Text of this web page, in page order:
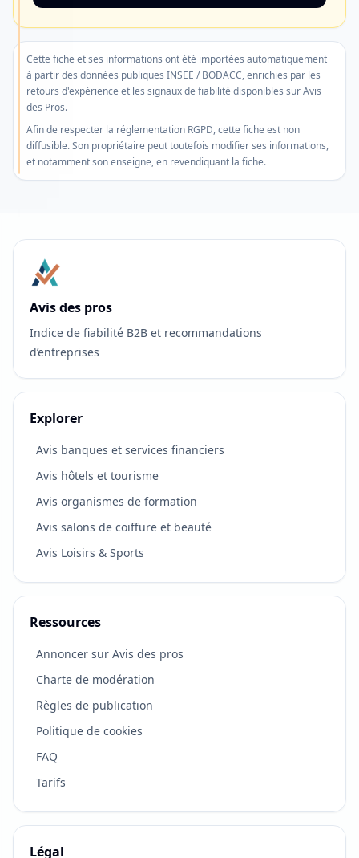
Cette fiche et ses informations ont été importées automatiquement
à partir des données publiques INSEE / BODACC, enrichies par les
retours d'expérience et les signaux de fiabilité disponibles sur Avis
des Pros.
Afin de respecter la réglementation RGPD, cette fiche est non
diffusible. Son propriétaire peut toutefois modifier ses informations,
et notamment son enseigne, en revendiquant la fiche.
Découvrir
l'offre
Ne
plus
afficher
Avis des pros
Indice de fiabilité B2B et recommandations
d’entreprises
Explorer
Avis banques et services financiers
Avis hôtels et tourisme
Avis organismes de formation
Avis salons de coiffure et beauté
Avis Loisirs & Sports
Ressources
Annoncer sur Avis des pros
Charte de modération
Règles de publication
Politique de cookies
FAQ
Tarifs
Légal